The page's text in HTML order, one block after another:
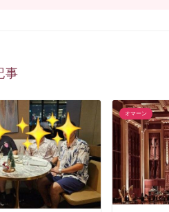
事
オマーン